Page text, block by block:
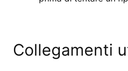
Collegamenti